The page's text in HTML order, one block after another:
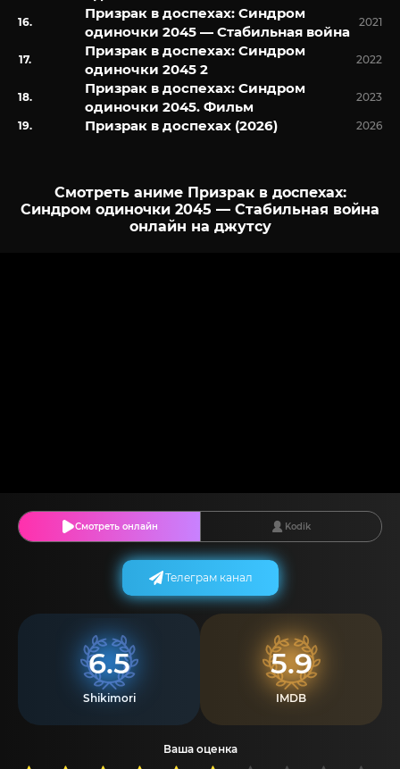
Призрак в доспехах: Синдром
одиночки 2045 — Стабильная война
2021
Призрак в доспехах: Синдром
одиночки 2045 2
2022
Призрак в доспехах: Синдром
одиночки 2045. Фильм
2023
Призрак в доспехах (2026) 2026
Смотреть аниме Призрак в доспехах:
Синдром одиночки 2045 — Стабильная война
онлайн на джутсу
Смотреть онлайн Kodik
6.5
Shikimori
5.9
IMDB
Ваша оценка
Телеграм канал